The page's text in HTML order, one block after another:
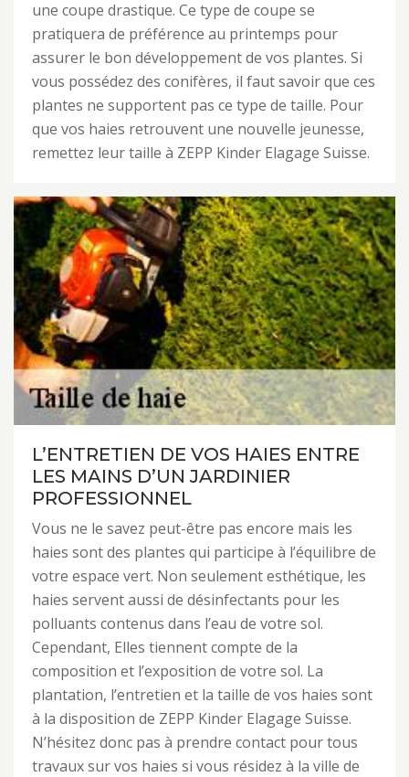
une coupe drastique. Ce type de coupe se
pratiquera de préférence au printemps pour
assurer le bon développement de vos plantes. Si
vous possédez des conifères, il faut savoir que ces
plantes ne supportent pas ce type de taille. Pour
que vos haies retrouvent une nouvelle jeunesse,
remettez leur taille à ZEPP Kinder Elagage Suisse.
L’ENTRETIEN DE VOS HAIES ENTRE
LES MAINS D’UN JARDINIER
PROFESSIONNEL
Vous ne le savez peut-être pas encore mais les
haies sont des plantes qui participe à l’équilibre de
votre espace vert. Non seulement esthétique, les
haies servent aussi de désinfectants pour les
polluants contenus dans l’eau de votre sol.
Cependant, Elles tiennent compte de la
composition et l’exposition de votre sol. La
plantation, l’entretien et la taille de vos haies sont
à la disposition de ZEPP Kinder Elagage Suisse.
N’hésitez donc pas à prendre contact pour tous
travaux sur vos haies si vous résidez à la ville de